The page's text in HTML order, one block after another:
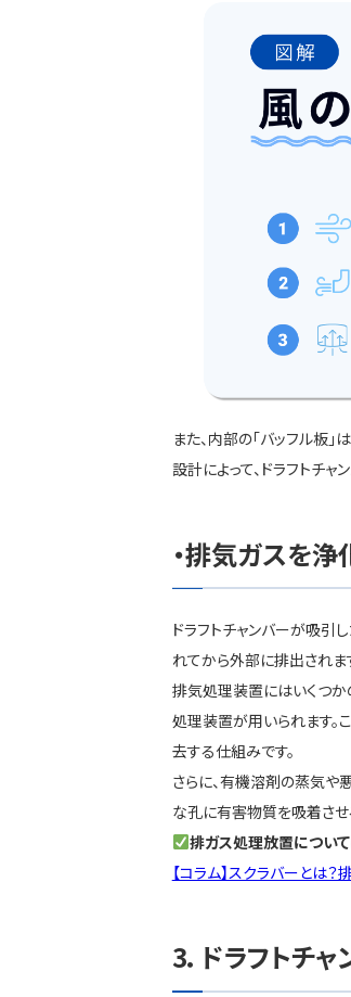
また、内部の「バッフル板
設計によって、ドラフトチ
排気ガスを浄
ドラフトチャンバーが吸
れてから外部に排出されま
排気処理装置にはいくつか
処理装置が用いられます。
去する仕組みです。
さらに、有機溶剤の蒸気や
な孔に有害物質を吸着させ
排ガス処理放置について
【コラム】スクラバーとは
ドラフトチ